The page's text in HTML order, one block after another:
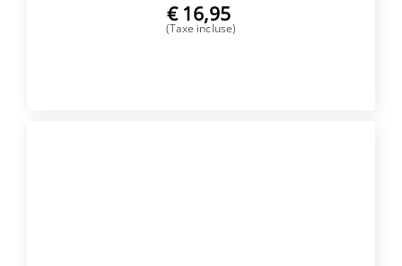
€ 16,95
(Taxe incluse)